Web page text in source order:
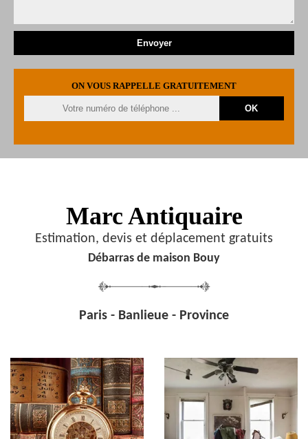
ON VOUS RAPPELLE GRATUITEMENT
Marc Antiquaire
Estimation, devis et déplacement gratuits
Débarras de maison Bouy
Paris - Banlieue - Province